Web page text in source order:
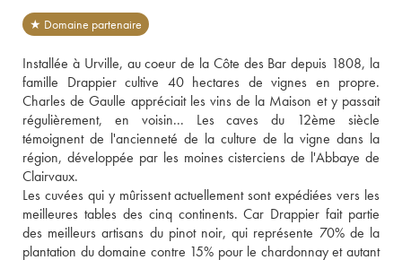
★ Domaine partenaire
Installée à Urville, au coeur de la Côte des Bar depuis 1808, la
famille Drappier cultive 40 hectares de vignes en propre.
Charles de Gaulle appréciait les vins de la Maison et y passait
régulièrement, en voisin... Les caves du 12ème siècle
témoignent de l'ancienneté de la culture de la vigne dans la
région, développée par les moines cisterciens de l'Abbaye de
Clairvaux.
Les cuvées qui y mûrissent actuellement sont expédiées vers les
meilleures tables des cinq continents. Car Drappier fait partie
des meilleurs artisans du pinot noir, qui représente 70% de la
plantation du domaine contre 15% pour le chardonnay et autant